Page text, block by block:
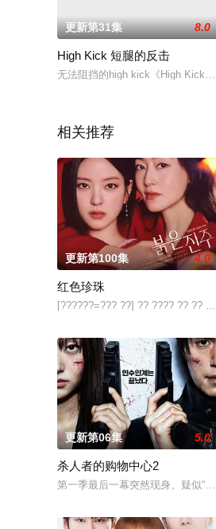
更新第31集 8.0
High Kick 短腿的反击
无法阻挡的high kick《High Kick
相关推荐
更新第100集 4.0
红色珍珠
[??????=??? ??] ?? ???? ?? ??
更新第06集 5.0
杀人者的购物中心2
第一季最后一幕突然现身、疑似“